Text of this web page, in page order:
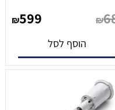
₪
₪599
הוסף לסל